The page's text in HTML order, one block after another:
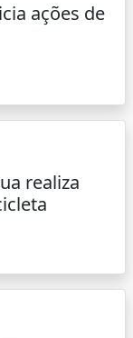
ações de
realiza